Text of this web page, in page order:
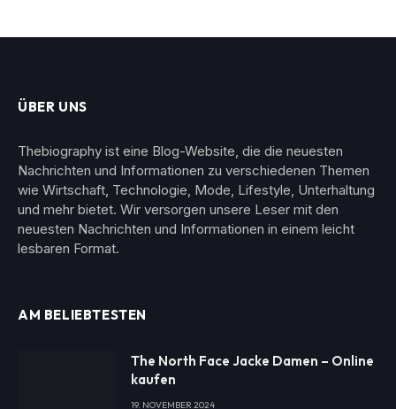
ÜBER UNS
Thebiography ist eine Blog-Website, die die neuesten
Nachrichten und Informationen zu verschiedenen Themen
wie Wirtschaft, Technologie, Mode, Lifestyle, Unterhaltung
und mehr bietet. Wir versorgen unsere Leser mit den
neuesten Nachrichten und Informationen in einem leicht
lesbaren Format.
AM BELIEBTESTEN
The North Face Jacke Damen – Online
kaufen
19. NOVEMBER 2024